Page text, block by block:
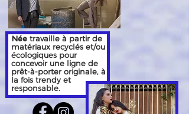
Née travaille à partir de
matériaux recyclés et/ou
écologiques pour
concevoir une ligne de
prêt-à-porter originale, à
la fois trendy et
responsable.